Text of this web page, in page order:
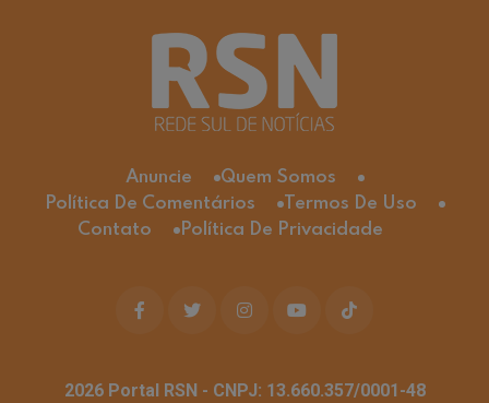
Anuncie
Quem Somos
Política De Comentários
Termos De Uso
Contato
Política De Privacidade
2026Portal RSN - CNPJ: 13.660.357/0001-48